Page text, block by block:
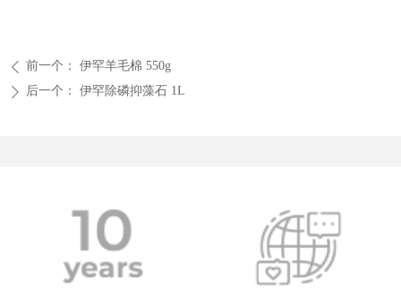
ꄴ 前一个： 伊罕羊毛棉 550g
ꄲ 后一个： 伊罕除磷抑藻石 1L